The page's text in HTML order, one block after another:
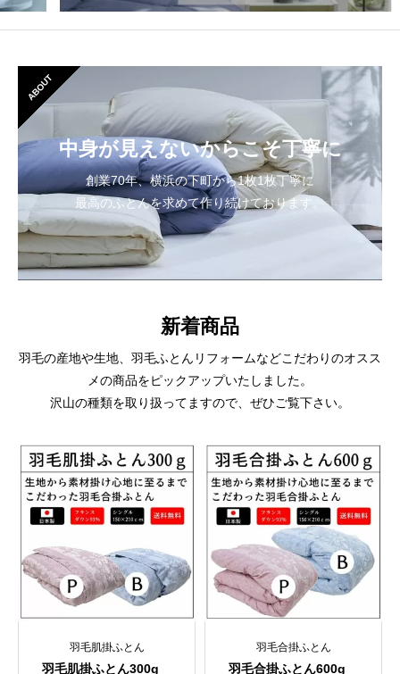
ABOUT
中身が見えないからこそ丁寧に
創業70年、横浜の下町から1枚1枚丁寧に
最高のふとんを求めて作り続けております。
新着商品
羽毛の産地や生地、羽毛ふとんリフォームなどこだわりのオスス
メの商品をピックアップいたしました。
沢山の種類を取り扱ってますので、ぜひご覧下さい。
羽毛肌掛ふとん
羽毛肌掛ふとん300g
羽毛合掛ふとん
羽毛合掛ふとん600g